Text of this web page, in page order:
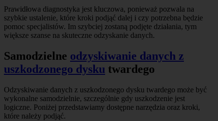
Prawidłowa diagnostyka jest kluczowa, ponieważ pozwala na
szybkie ustalenie, które kroki podjąć dalej i czy potrzebna będzie
pomoc specjalistów. Im szybciej zostaną podjęte działania, tym
większe szanse na skuteczne odzyskanie danych.
Samodzielne odzyskiwanie danych z
uszkodzonego dysku twardego
Odzyskiwanie danych z uszkodzonego dysku twardego może być
wykonalne samodzielnie, szczególnie gdy uszkodzenie jest
logiczne. Poniżej przedstawiamy dostępne narzędzia oraz kroki,
które należy podjąć.